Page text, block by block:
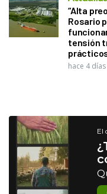
“Alta
Rosario
tensión
hace 4 días
El